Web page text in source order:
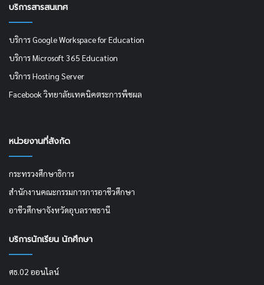
บริการสารสนเทศ
บริการ Google Workspace for Education
บริการ Microsoft 365 Education
บริการ Hosting Server
Facebook วิทยาลัยเทคนิคตระการพืชผล
หน่วยงานที่สังกัด
กระทรวงศึกษาธิการ
สำนักงานคณะกรรมการการอาชีวศึกษา
อาชีวศึกษาจังหวัดอุบลราชธานี
บริการนักเรียน นักศึกษา
ศธ.02 ออนไลน์